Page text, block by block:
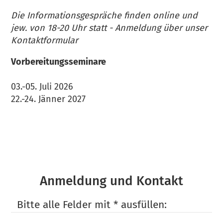
Die Informationsgespräche finden online und
jew. von 18-20 Uhr statt - Anmeldung über unser
Kontaktformular
Vorbereitungsseminare
03.-05. Juli 2026
22.-24. Jänner 2027
Anmeldung und Kontakt
Bitte alle Felder mit * ausfüllen: